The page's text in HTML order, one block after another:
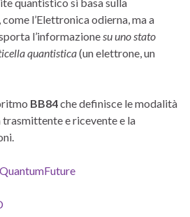
l’Elettronica odierna, ma a
l’informazione su uno stato
quantistica(un elettrone, un
BB84che definisce le modalità
e ricevente e la